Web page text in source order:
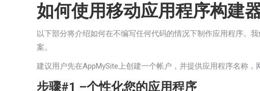
如何使用移动应用程序构建
以下部分将介绍如何在不编写任何代码的情况下制作应用程序。
案。
建议用户先在AppMySite上创建一个帐户，并提供应用程序名称
步骤#1 –个性化您的应用程序